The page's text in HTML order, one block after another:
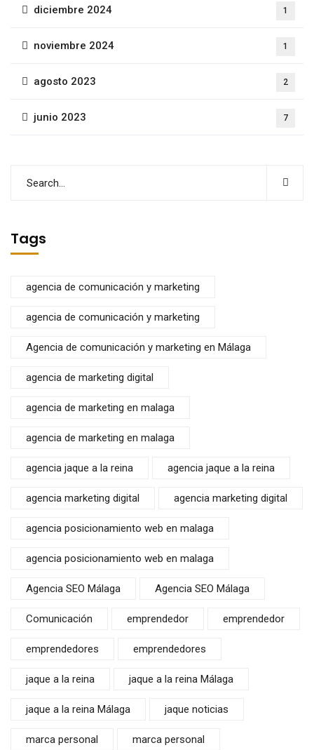
diciembre 2024 1
noviembre 2024 1
agosto 2023 2
junio 2023 7
Tags
agencia de comunicación y marketing
agencia de comunicación y marketing
Agencia de comunicación y marketing en Málaga
agencia de marketing digital
agencia de marketing en malaga
agencia de marketing en malaga
agencia jaque a la reina agencia jaque a la reina
agencia marketing digital agencia marketing digital
agencia posicionamiento web en malaga
agencia posicionamiento web en malaga
Agencia SEO Málaga Agencia SEO Málaga
Comunicación emprendedor emprendedor
emprendedores emprendedores
jaque a la reina jaque a la reina Málaga
jaque a la reina Málaga jaque noticias
marca personal marca personal